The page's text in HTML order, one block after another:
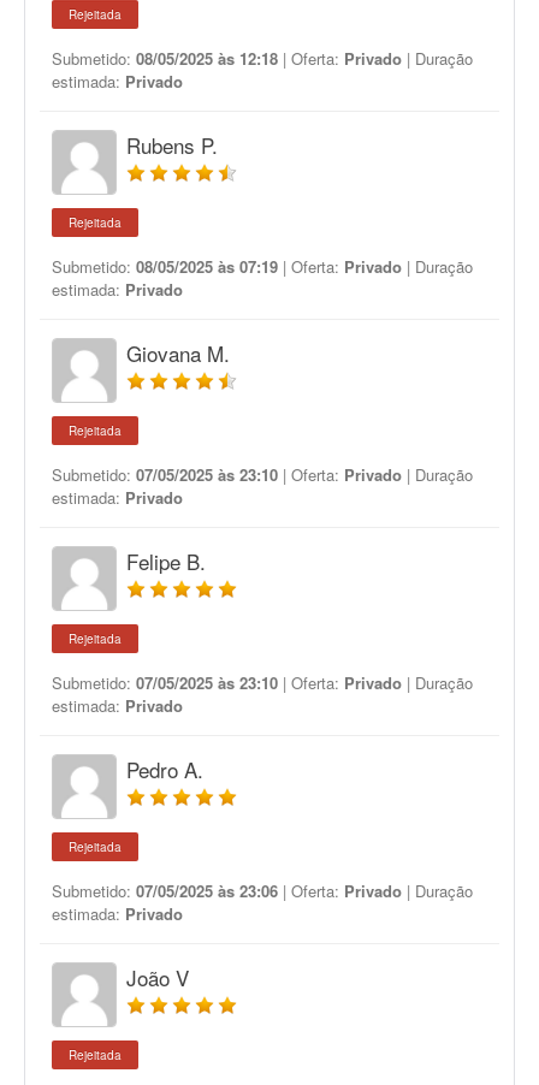
Rejeitada
Submetido: 08/05/2025 às 12:18 | Oferta: Privado | Duração
estimada: Privado
Rubens P.
Rejeitada
Submetido: 08/05/2025 às 07:19 | Oferta: Privado | Duração
estimada: Privado
Giovana M.
Rejeitada
Submetido: 07/05/2025 às 23:10 | Oferta: Privado | Duração
estimada: Privado
Felipe B.
Rejeitada
Submetido: 07/05/2025 às 23:10 | Oferta: Privado | Duração
estimada: Privado
Pedro A.
Rejeitada
Submetido: 07/05/2025 às 23:06 | Oferta: Privado | Duração
estimada: Privado
João V
Rejeitada